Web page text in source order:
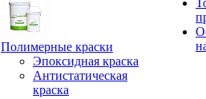
Полимерные краски
Эпоксидная краска
Антистатическая
краска